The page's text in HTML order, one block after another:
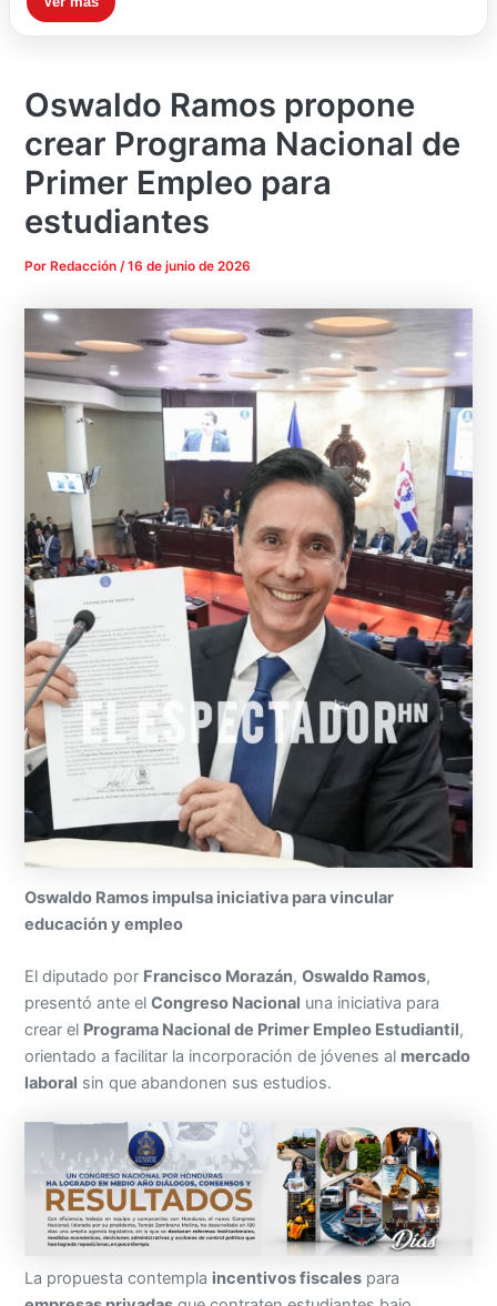
Oswaldo Ramos propone
crear Programa Nacional de
Primer Empleo para
estudiantes
Por Redacción/16 de junio de 2026
Oswaldo Ramos impulsa iniciativa para vincular
educación y empleo
El diputado por Francisco Morazán,Oswaldo Ramos,
presentó ante elCongreso Nacional una iniciativa para
crear el Programa Nacional de Primer Empleo Estudiantil,
orientado a facilitar la incorporación de jóvenes al mercado
laboral sin que abandonen sus estudios.
La propuesta contempla incentivos fiscales para